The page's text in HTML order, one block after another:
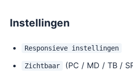
Instellingen
Responsieve instellingen
Zichtbaar (PC / MD / TB /